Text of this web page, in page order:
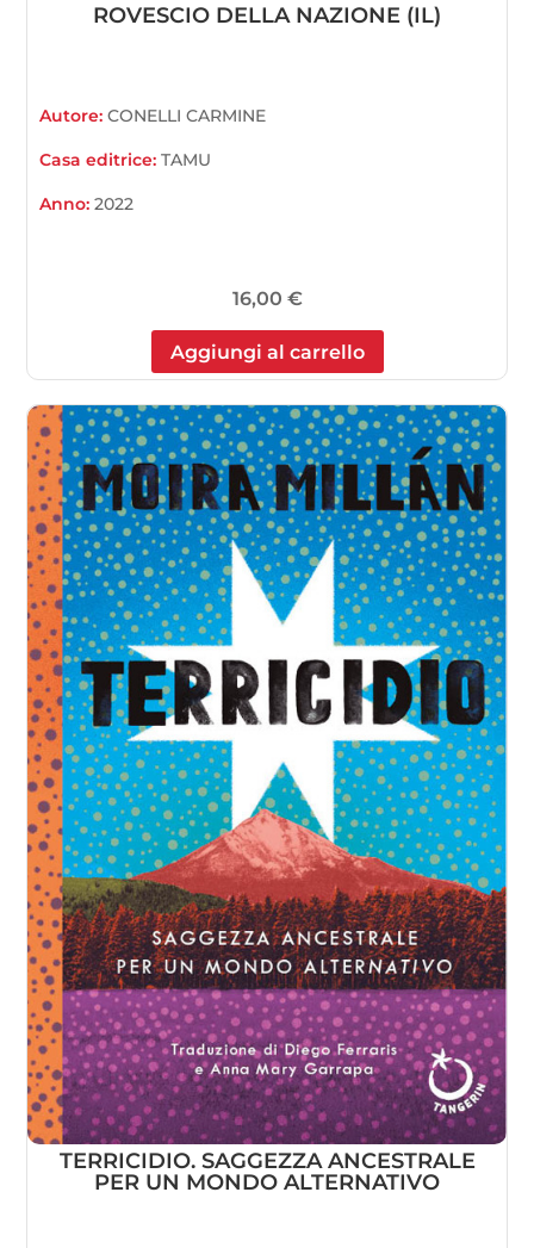
ROVESCIO DELLA NAZIONE (IL)
Autore:CONELLI CARMINE
Casa editrice:TAMU
Anno:2022
16,00 €
Aggiungi al carrello
TERRICIDIO. SAGGEZZA ANCESTRALE
PER UN MONDO ALTERNATIVO